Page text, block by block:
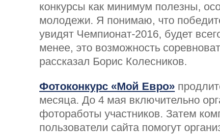
конкурсы как минимум полезны,
молодежи. Я понимаю, что
увидят Чемпионат-2016, будет
менее, это возможность
рассказал Борис Колесников.
Фотоконкурс «Мой Евро»
месяца. До 4 мая включительно
фотоработы участников. Затем
пользователи сайта помогут